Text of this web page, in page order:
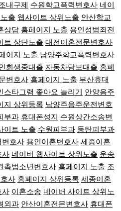
내구제 수원학교폭력변호사 네이
출 웹사이트 상위노출 안산학교
상담 홈페이지 노출 용인성범죄전
트 상단노출 대전이혼전문변호사
이지 노출 남양주학교폭력변호사
회생중대출 자동차담보대출 홈페
변호사 홈페이지 노출 부산휴대
스타그램 좋아요 늘리기
안양음주
지 상위등록 남양주음주운전변호
부과 휴대폰성지
수원상간소송변
이트 노출 수원피부과 동탄피부과
변호사 용인이혼변호사 세종이혼
사 네이버 웹사이트 상위노출 운송
촉법소년변호사 홈페이지 노출 조
사 홈페이지 상위등록 세종이혼
사 이혼소송 네이버 사이트 상위노
외과 안산이혼전문변호사 휴대폰